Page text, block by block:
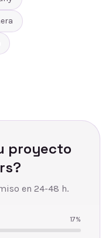
proyecto
?
en 24-48 h.
17%